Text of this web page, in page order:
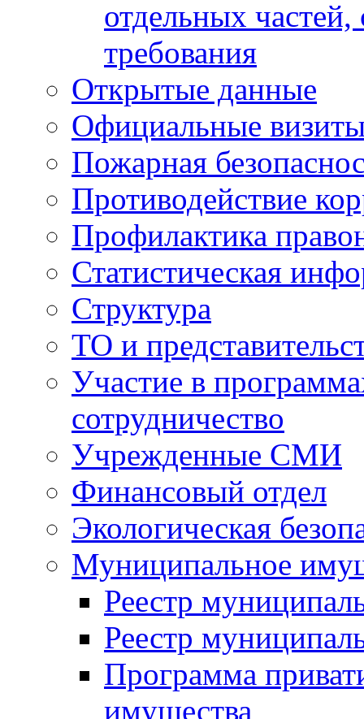
отдельных
требования
Открытые данные
Официальные
Пожарная
Противодействие
Профилактика
Статистическая
Структура
ТО и
Участие в
сотрудничество
Учрежденные СМИ
Финансовый отдел
Экологическая
Муниципальное
Реестр
Реестр
Программа
имущества